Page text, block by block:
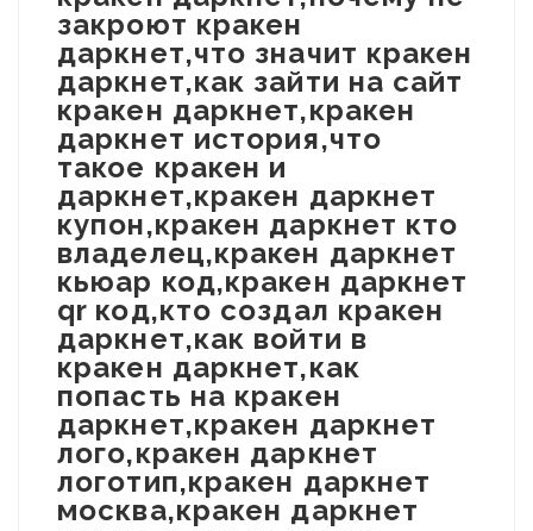
закроют кракен
даркнет,что значит кракен
даркнет,как зайти на сайт
кракен даркнет,кракен
даркнет история,что
такое кракен и
даркнет,кракен даркнет
купон,кракен даркнет кто
владелец,кракен даркнет
кьюар код,кракен даркнет
qr код,кто создал кракен
даркнет,как войти в
кракен даркнет,как
попасть на кракен
даркнет,кракен даркнет
лого,кракен даркнет
логотип,кракен даркнет
москва,кракен даркнет